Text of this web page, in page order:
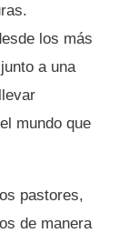
los más
a una
mundo que
pastores,
de manera